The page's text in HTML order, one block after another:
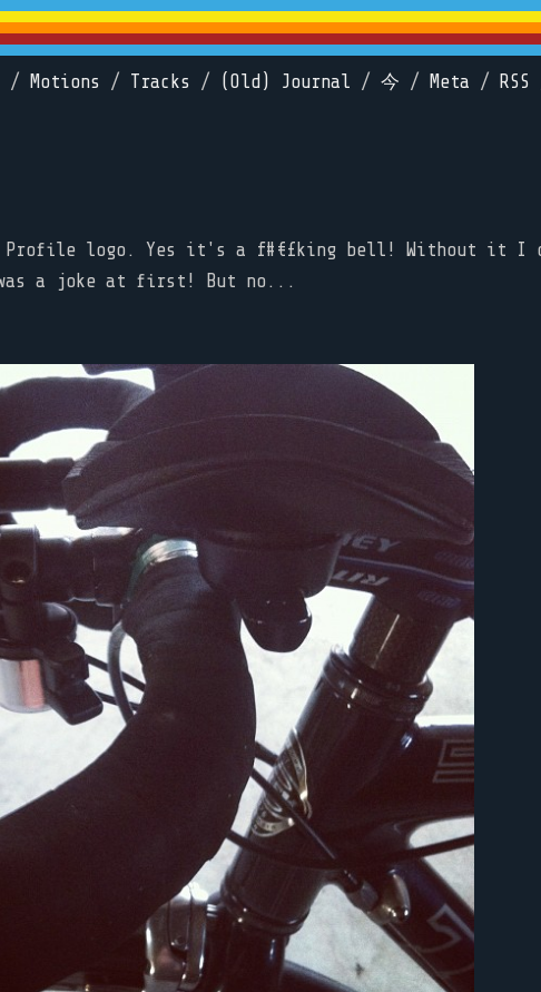
/ Motions / Tracks / (Old) Journal / 今 / Meta / RSS
Profile logo. Yes it's a f#€£king bell! Without it I
a joke at first! But no...